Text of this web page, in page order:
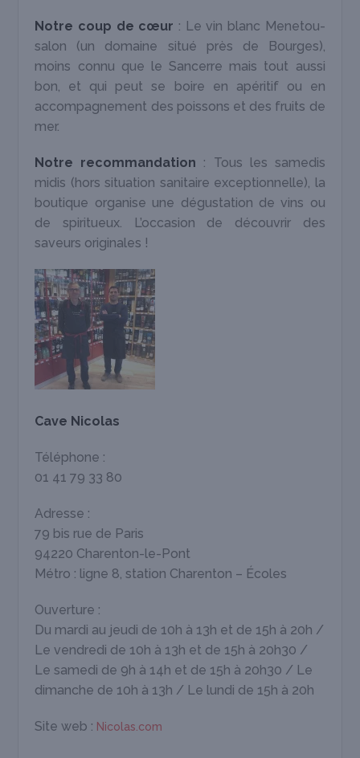
Notre coup de cœur : Le vin blanc Menetou-
salon (un domaine situé près de Bourges),
moins connu que le Sancerre mais tout aussi
bon, et qui peut se boire en apéritif ou en
accompagnement des poissons et des fruits de
mer.
Notre recommandation : Tous les samedis
midis (hors situation sanitaire exceptionnelle), la
boutique organise une dégustation de vins ou
de spiritueux. L’occasion de découvrir des
saveurs originales !
Cave Nicolas
Téléphone :
01 41 79 33 80
Adresse :
79 bis rue de Paris
94220 Charenton-le-Pont
Métro : ligne 8, station Charenton – Écoles
Ouverture :
Du mardi au jeudi de 10h à 13h et de 15h à 20h /
Le vendredi de 10h à 13h et de 15h à 20h30 /
Le samedi de 9h à 14h et de 15h à 20h30 / Le
dimanche de 10h à 13h / Le lundi de 15h à 20h
Site web : Nicolas.com